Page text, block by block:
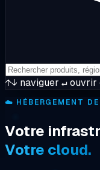
↑↓ naviguer ↵ouvrir
☁️ HÉBERGEMENT
Votre
Votre cloud.